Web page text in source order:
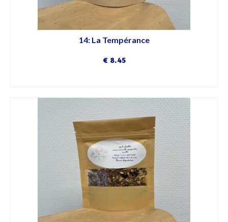
14: La Tempérance
€8.45